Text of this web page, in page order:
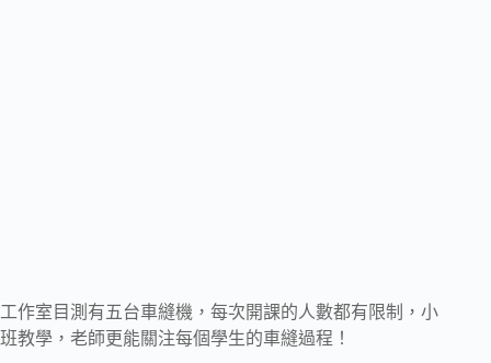
工作室目測有五台車縫機，每次開課的人數都有限制，小
班教學，老師更能關注每個學生的車縫過程！